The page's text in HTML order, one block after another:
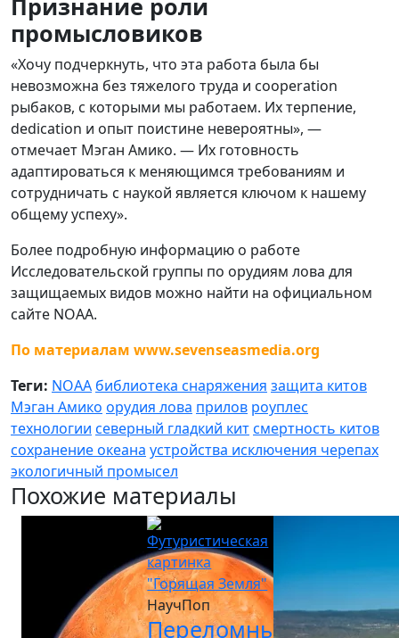
Признание роли
промысловиков
«Хочу подчеркнуть, что эта работа была бы
невозможна без тяжелого труда и cooperation
рыбаков, с которыми мы работаем. Их терпение,
dedication и опыт поистине невероятны», —
отмечает Мэган Амико. — Их готовность
адаптироваться к меняющимся требованиям и
сотрудничать с наукой является ключом к нашему
общему успеху».
Более подробную информацию о работе
Исследовательской группы по орудиям лова для
защищаемых видов можно найти на официальном
сайте NOAA.
По материалам www.sevenseasmedia.org
Теги: NOAA библиотека снаряжения защита китов
Мэган Амико орудия лова прилов роуплес
технологии северный гладкий китсмертность китов
сохранение океана устройства исключения черепах
экологичный промысел
Похожие материалы
НаучПоп
Переломные